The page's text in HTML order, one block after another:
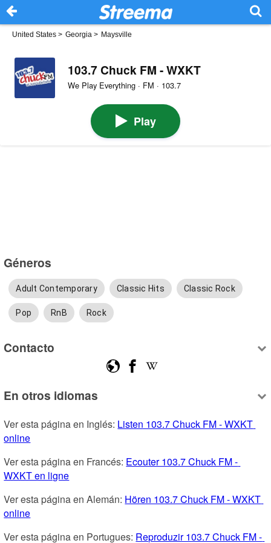
United States > Georgia > Maysville
103.7 Chuck FM - WXKT
We Play Everything · FM · 103.7
Play
Géneros
Adult Contemporary Classic Hits Classic Rock
Pop RnB Rock
Contacto
En otros idiomas
Ver esta página en Inglés: Listen 103.7 Chuck FM - WXKT
online
Ver esta página en Francés: Ecouter 103.7 Chuck FM -
WXKT en ligne
Ver esta página en Alemán: Hören 103.7 Chuck FM - WXKT
online
Ver esta página en Portugues: Reproduzir 103.7 Chuck FM -